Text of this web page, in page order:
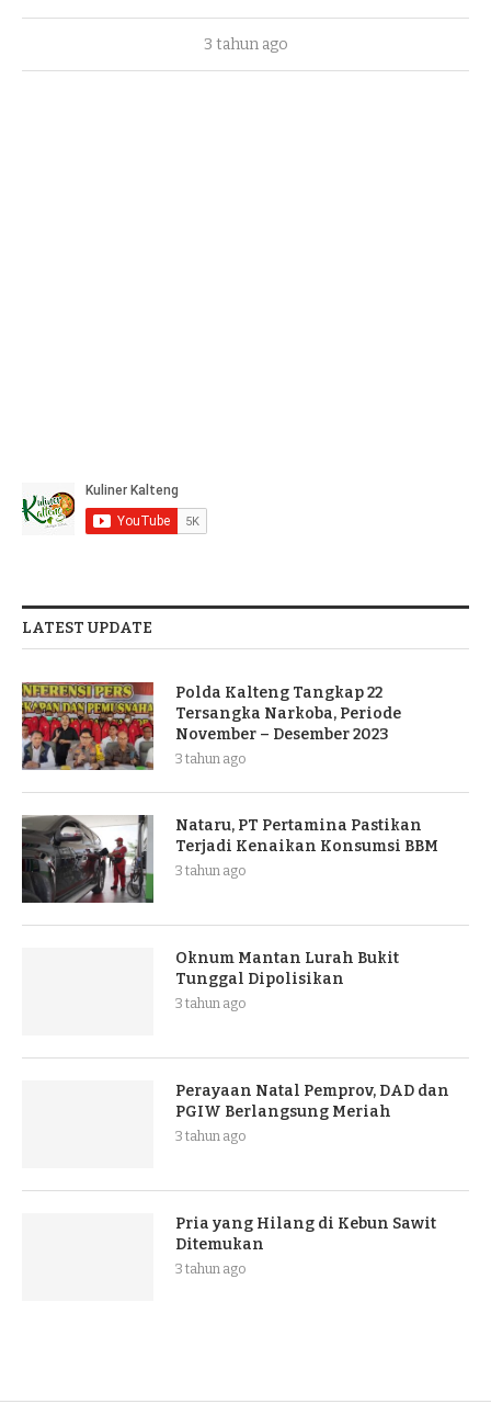
3 tahun ago
LATEST UPDATE
Polda Kalteng Tangkap 22
Tersangka Narkoba, Periode
November – Desember 2023
3 tahun ago
Nataru, PT Pertamina Pastikan
Terjadi Kenaikan Konsumsi BBM
3 tahun ago
Oknum Mantan Lurah Bukit
Tunggal Dipolisikan
3 tahun ago
Perayaan Natal Pemprov, DAD dan
PGIW Berlangsung Meriah
3 tahun ago
Pria yang Hilang di Kebun Sawit
Ditemukan
3 tahun ago